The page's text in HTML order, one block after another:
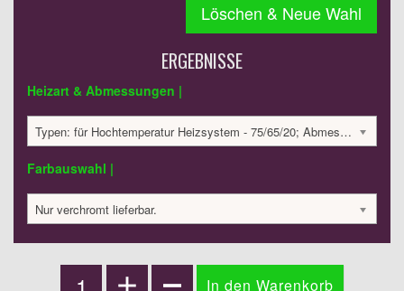
Löschen & Neue Wahl
ERGEBNISSE
Heizart & Abmessungen |
Typen: für Hochtemperatur Heizsystem - 75/65/20; Abmessungen: 430x504x102mm; 81 Watt:; 1003.57 €
Farbauswahl |
Nur verchromt lieferbar.